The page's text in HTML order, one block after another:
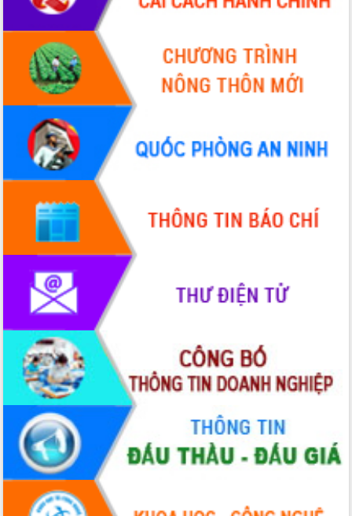
Đắk Lắk sơ kết 4 năm triển khai thực
hiện Đề án 06 của Chính phủ
Họp báo thông tin về Hội nghị Công bố
Quy hoạch và Xúc tiến đầu tư tỉnh Đắk
Khơi thông điểm nghẽn, đẩy nhanh
giải ngân vốn khắc phục thiên tai
HĐND tỉnh thông qua điều chỉnh Quy
hoạch tỉnh thời kỳ 2021-2030
Hội thảo góp ý hồ sơ điều chỉnh quy
hoạch tỉnh Đắk Lắk thời kỳ 2021-2030,
tầm nhìn đến năm 2050
Nâng cao hiệu quả hoạt động của các
doanh nghiệp nhà nước
Hội nghị triển khai kết nối mạng
truyền số liệu chuyên dùng phục vụ cơ
quan Đảng, Nhà nước
Lễ phát động chuỗi hoạt động chung
tay làm sạch môi trường
Xã Ea Kar bước chuyển mình trong
công tác cải cách hành chính mô hình
mới
UBND tỉnh họp báo định kỳ tháng 4
năm 2026
Hội thảo khoa học “Giải pháp thúc đẩy
phát triển nền kinh tế xanh tại tỉnh
Đắk Lắk”
Tăng cường giám sát, đôn đốc thực
hiện nhiệm vụ quản lý tài sản công
hàng tuần